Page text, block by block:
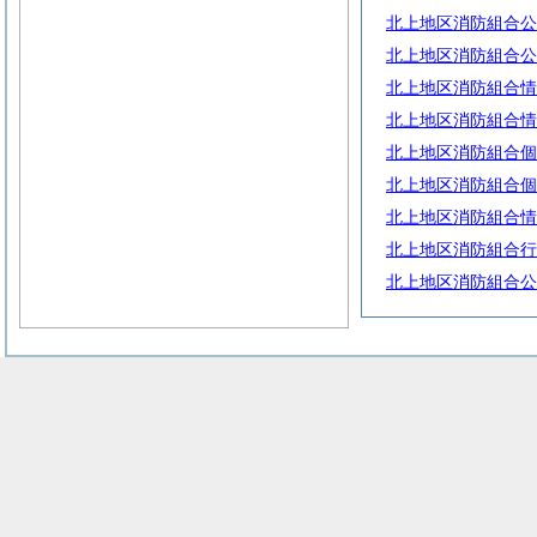
北上地区消防組合
北上地区消防組合
北上地区消防組合
北上地区消防組合
北上地区消防組合
北上地区消防組合
北上地区消防組合
北上地区消防組合
北上地区消防組合